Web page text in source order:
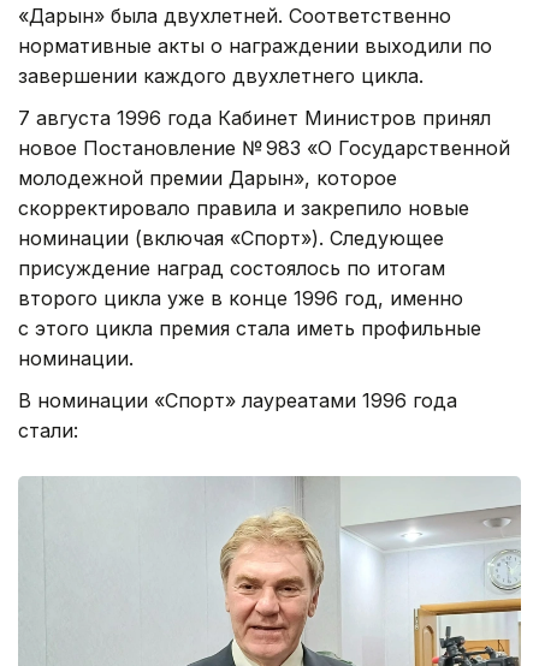
«Дарын» была двухлетней. Соответственно
нормативные акты о награждении выходили по
завершении каждого двухлетнего цикла.
7 августа 1996 года Кабинет Министров принял
новое Постановление № 983 «О Государственной
молодежной премии Дарын», которое
скорректировало правила и закрепило новые
номинации (включая «Спорт»). Следующее
присуждение наград состоялось по итогам
второго цикла уже в конце 1996 год, именно
с этого цикла премия стала иметь профильные
номинации.
В номинации «Спорт» лауреатами 1996 года
стали: